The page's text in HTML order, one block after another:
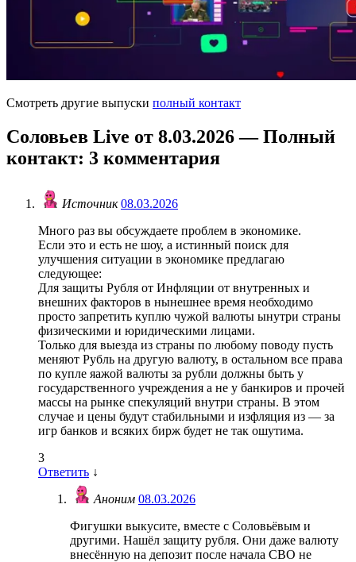
Смотреть другие выпуски полный контакт
Соловьев Live от 8.03.2026 — Полный
контакт: 3 комментария
Источник08.03.2026
Много раз вы обсуждаете проблем в экономике.
Если это и есть не шоу, а истинный поиск для
улучшения ситуации в экономике предлагаю
следующее:
Для защиты Рубля от Инфляции от внутренных и
внешних факторов в нынешнее время необходимо
просто запретить куплю чужой валюты ынутри страны
физическими и юридическими лицами.
Только для выезда из страны по любому поводу пусть
меняют Рубль на другую валюту, в остальном все права
по купле яажой валюты за рубли должны быть у
государственного учреждения а не у банкиров и прочей
массы на рынке спекуляций внутри страны. В этом
случае и цены будут стабильными и изфляция из — за
игр банков и всяких бирж будет не так ошутима.
3
Ответить ↓
Аноним 08.03.2026
Фигушки выкусите, вместе с Соловьёвым и
другими. Нашёл защиту рубля. Они даже валюту
внесённую на депозит после начала СВО не